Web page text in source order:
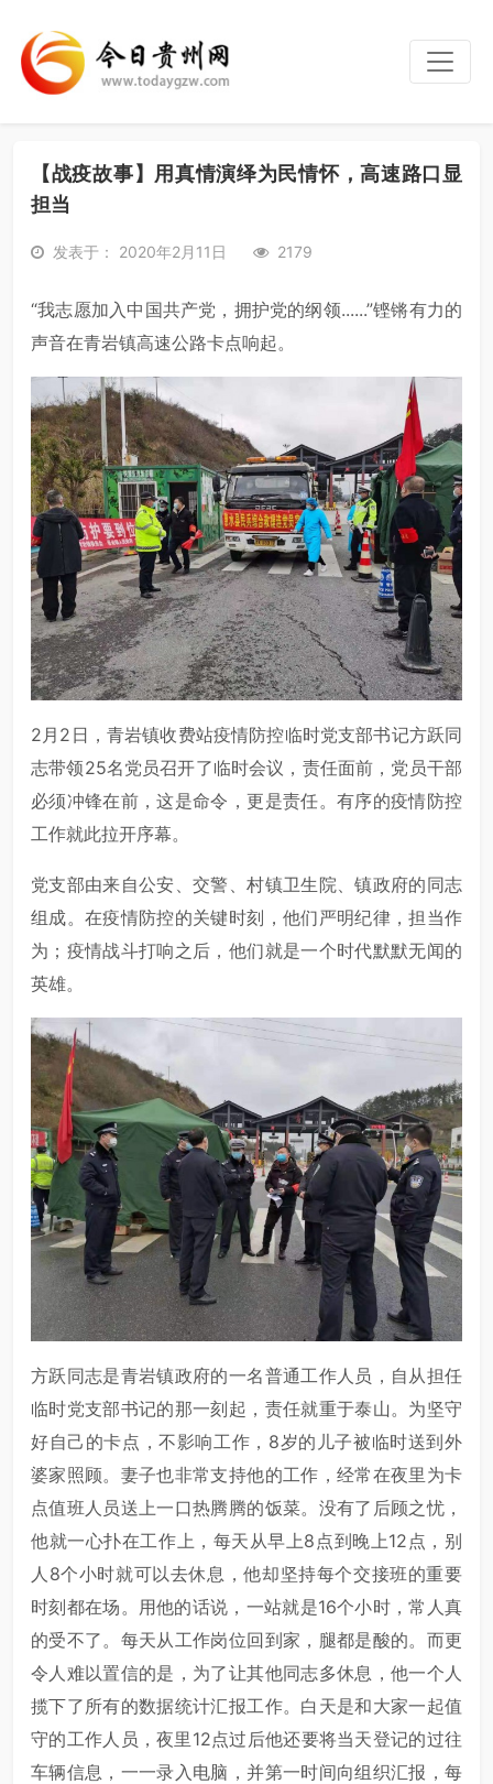
【战疫故事】用真情演绎为民情怀，高速路口显
担当
发表于： 2020年2月11日 2179
“我志愿加入中国共产党，拥护党的纲领......”铿锵有力的
声音在青岩镇高速公路卡点响起。
2月2日，青岩镇收费站疫情防控临时党支部书记方跃同
志带领25名党员召开了临时会议，责任面前，党员干部
必须冲锋在前，这是命令，更是责任。有序的疫情防控
工作就此拉开序幕。
党支部由来自公安、交警、村镇卫生院、镇政府的同志
组成。在疫情防控的关键时刻，他们严明纪律，担当作
为；疫情战斗打响之后，他们就是一个时代默默无闻的
英雄。
方跃同志是青岩镇政府的一名普通工作人员，自从担任
临时党支部书记的那一刻起，责任就重于泰山。为坚守
好自己的卡点，不影响工作，8岁的儿子被临时送到外
婆家照顾。妻子也非常支持他的工作，经常在夜里为卡
点值班人员送上一口热腾腾的饭菜。没有了后顾之忧，
他就一心扑在工作上，每天从早上8点到晚上12点，别
人8个小时就可以去休息，他却坚持每个交接班的重要
时刻都在场。用他的话说，一站就是16个小时，常人真
的受不了。每天从工作岗位回到家，腿都是酸的。而更
令人难以置信的是，为了让其他同志多休息，他一个人
揽下了所有的数据统计汇报工作。白天是和大家一起值
守的工作人员，夜里12点过后他还要将当天登记的过往
车辆信息，一一录入电脑，并第一时间向组织汇报，每